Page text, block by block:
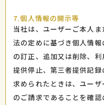
7.個人情報の開示等
当社は、ユーザーご本人
法の定めに基づき個人情
の訂正、追加又は削除、
提供停止、第三者提供記
求められたときは、ユー
のご請求であることを確